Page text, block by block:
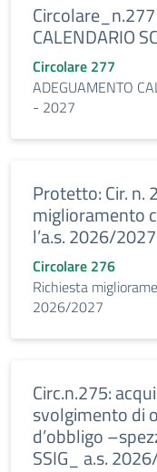
CALENDARIO
Circolare 277
ADEGUAMENTO
- 2027
Protetto: Cir. n.
miglioramento
l’a.s. 2026/2027
Circolare 276
Richiesta
2026/2027
Circ.n.275:
svolgimento di
d’obbligo
SSIG_ a.s.